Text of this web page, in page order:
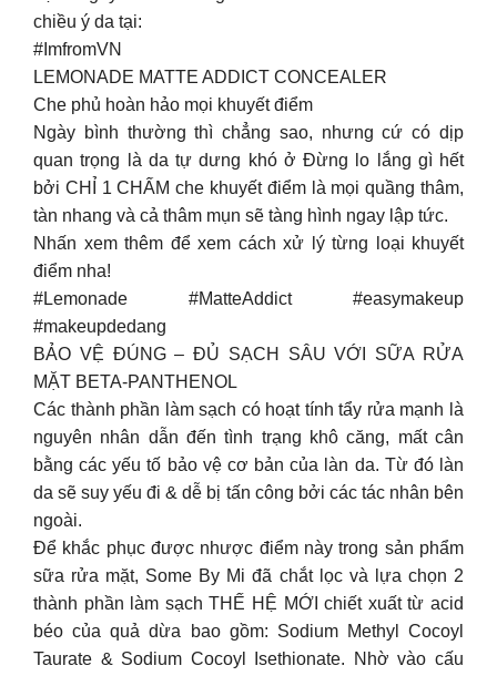
chiều ý da tại:
#ImfromVN
LEMONADE MATTE ADDICT CONCEALER
Che phủ hoàn hảo mọi khuyết điểm
Ngày bình thường thì chẳng sao, nhưng cứ có dịp
quan trọng là da tự dưng khó ở Đừng lo lắng gì hết
bởi CHỈ 1 CHẤM che khuyết điểm là mọi quầng thâm,
tàn nhang và cả thâm mụn sẽ tàng hình ngay lập tức.
Nhấn xem thêm để xem cách xử lý từng loại khuyết
điểm nha!
#Lemonade #MatteAddict #easymakeup
#makeupdedang
BẢO VỆ ĐÚNG – ĐỦ SẠCH SÂU VỚI SỮA RỬA
MẶT BETA-PANTHENOL
Các thành phần làm sạch có hoạt tính tẩy rửa mạnh là
nguyên nhân dẫn đến tình trạng khô căng, mất cân
bằng các yếu tố bảo vệ cơ bản của làn da. Từ đó làn
da sẽ suy yếu đi & dễ bị tấn công bởi các tác nhân bên
ngoài.
Để khắc phục được nhược điểm này trong sản phẩm
sữa rửa mặt, Some By Mi đã chắt lọc và lựa chọn 2
thành phần làm sạch THẾ HỆ MỚI chiết xuất từ acid
béo của quả dừa bao gồm: Sodium Methyl Cocoyl
Taurate & Sodium Cocoyl Isethionate. Nhờ vào cấu